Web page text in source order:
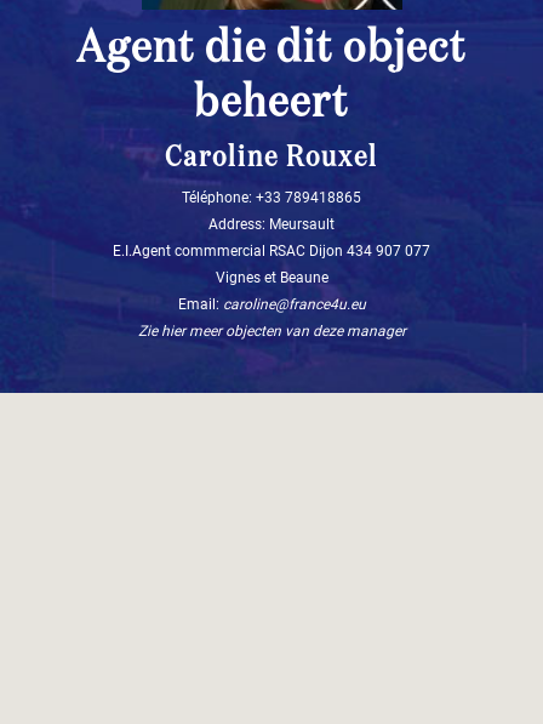
Agent die dit object
beheert
Caroline Rouxel
Téléphone: +33 789418865
Address: Meursault
E.I.Agent commmercial RSAC Dijon 434 907 077
Vignes et Beaune
Email: caroline@france4u.eu
Zie hier meer objecten van deze manager